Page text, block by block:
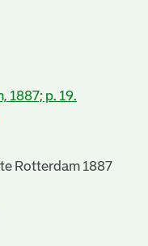
1887; p. 19.
Rotterdam 1887